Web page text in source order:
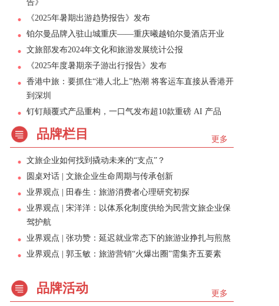
告》
《2025年暑期出游趋势报告》发布
铂尔曼品牌入驻山城重庆——重庆曦越铂尔曼酒店开业
文旅部发布2024年文化和旅游发展统计公报
《2025年度暑期亲子游出行报告》发布
香港中旅：要抓住“港人北上”热潮 将客运车直接从香港开
到深圳
钉钉颠覆式产品重构，一口气发布超10款重磅 AI 产品
更多
品牌栏目
文旅企业如何找到撬动未来的“支点”？
圆桌对话 | 文旅企业生命周期与传承创新
业界观点 | 田春生：旅游消费者心理研究初探
业界观点 | 宋洋洋：以体系化制度供给为民营文旅企业保
驾护航
业界观点 | 张功赞：延迟就业常态下的旅游业挣扎与煎熬
业界观点 | 郭玉敏：旅游营销“火爆出圈”需集齐五要素
更多
品牌活动